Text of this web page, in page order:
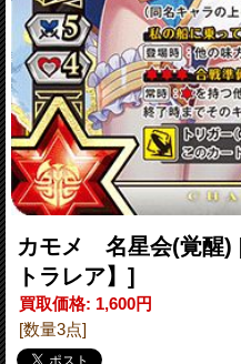
カモメ 名星会(覚醒)
トラレア】]
買取価格: 1,600円
[数量3点]